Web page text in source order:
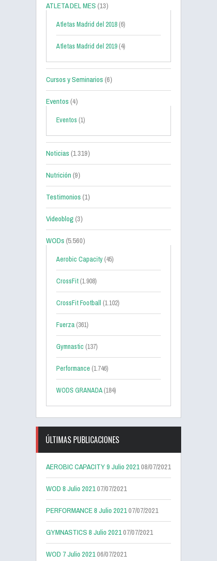
ATLETA DEL MES(13)
Atletas Madrid del 2018 (6)
Atletas Madrid del 2019 (4)
Cursos y Seminarios(6)
Eventos(4)
Eventos (1)
Noticias(1.319)
Nutrición(9)
Testimonios(1)
Videoblog(3)
WODs(5.560)
Aerobic Capacity (45)
CrossFit (1.908)
CrossFit Football (1.102)
Fuerza (361)
Gymnastic (137)
Performance (1.746)
WODS GRANADA(184)
ÚLTIMAS PUBLICACIONES
AEROBIC CAPACITY 9 Julio 202108/07/2021
WOD 8 Julio 202107/07/2021
PERFORMANCE 8 Julio 202107/07/2021
GYMNASTICS 8 Julio 202107/07/2021
WOD 7 Julio 202106/07/2021